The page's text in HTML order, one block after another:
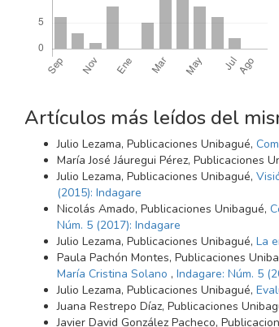
Artículos más leídos del
Julio Lezama, Publicaciones Unibagué,
María José Jáuregui Pérez, Publicaciones
Julio Lezama, Publicaciones Unibagué,
(2015): Indagare
Nicolás Amado, Publicaciones Unibagué,
Núm. 5 (2017): Indagare
Julio Lezama, Publicaciones Unibagué, La
Paula Pachón Montes, Publicaciones
María Cristina Solano , Indagare: Núm. 5
Julio Lezama, Publicaciones Unibagué,
Juana Restrepo Díaz, Publicaciones
Javier David González Pacheco,